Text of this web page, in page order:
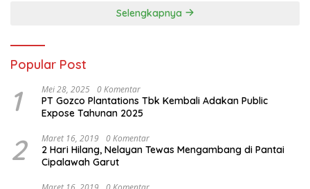
Selengkapnya
Popular Post
1 Mei 28, 2025 0 Komentar
PT Gozco Plantations Tbk Kembali Adakan Public
Expose Tahunan 2025
2 Maret 16, 2019 0 Komentar
2 Hari Hilang, Nelayan Tewas Mengambang di Pantai
Cipalawah Garut